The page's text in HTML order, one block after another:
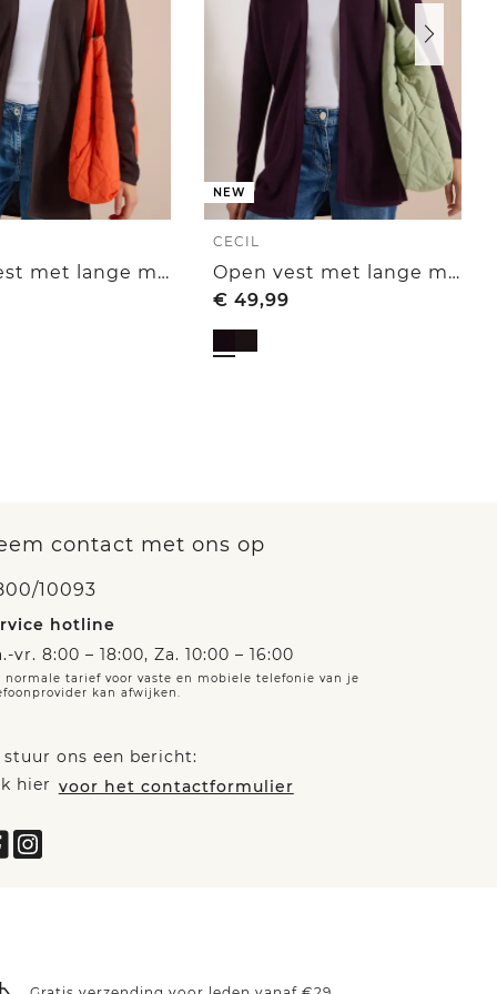
Open vest met lange mouwen
NEW
CECIL
Open vest met lange mouwen
€ 49,99
contact met ons op
10093
hotline
vr. 8:00 – 18:00, Za. 10:00 – 16:00
normale tarief voor vaste en mobiele telefonie van je
kan afwijken.
stuur ons een bericht:
hier voor het contactformulier